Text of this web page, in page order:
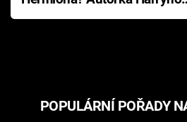
Pottera přišla s ráznou
POPULÁRNÍ POŘADY